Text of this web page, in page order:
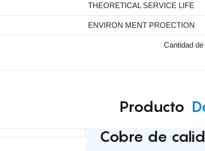
THEORETICAL SERVICE LIFE
ENVIRON MENT PROECTION
Cantidad
Producto
Cobre de